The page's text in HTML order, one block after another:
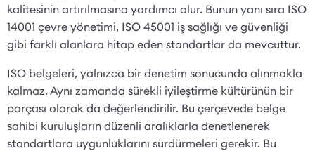
kalitesinin artırılmasına yardımcı olur. Bunun yanı sıra ISO
14001 çevre yönetimi, ISO 45001 iş sağlığı ve güvenliği
gibi farklı alanlara hitap eden standartlar da mevcuttur.
ISO belgeleri, yalnızca bir denetim sonucunda alınmakla
kalmaz. Aynı zamanda sürekli iyileştirme kültürünün bir
parçası olarak da değerlendirilir. Bu çerçevede belge
sahibi kuruluşların düzenli aralıklarla denetlenerek
standartlara uygunluklarını sürdürmeleri gerekir. Bu